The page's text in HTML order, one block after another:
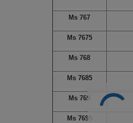
Ms 767
Ms 7675
Ms 768
Ms 7685
Ms 769
Ms 7695